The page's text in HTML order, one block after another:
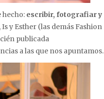
hecho: escribir, fotografiar y
y Esther (las demás Fashion
publicada
a las que nos apuntamos.